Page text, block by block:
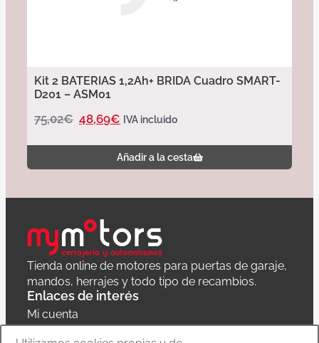
Kit 2 BATERIAS 1,2Ah+ BRIDA Cuadro SMART-
D201 – ASM01
75,02€ 48,69€ IVA incluido
Añadir a la cesta
Tienda online de motores para puertas de garaje,
mandos, herrajes y todo tipo de recambios.
Enlaces de interés
Mi cuenta
Política de privacidad